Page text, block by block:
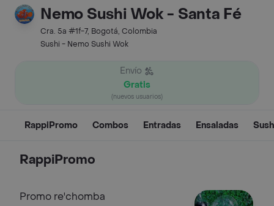
Nemo Sushi Wok - Santa Fé
Cra. 5a #1f-7, Bogotá, Colombia
Sushi - Nemo Sushi Wok
Envío
Gratis
(nuevos usuarios)
RappiPromo Combos Entradas Ensaladas
RappiPromo
Promo re'chomba